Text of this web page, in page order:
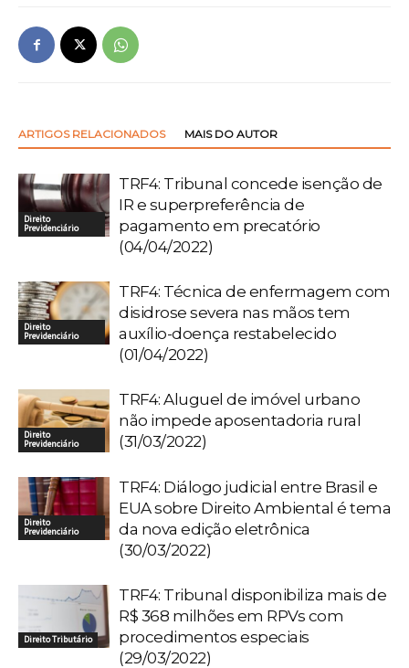
ARTIGOS RELACIONADOS MAIS DO AUTOR
Direito
Previdenciário
TRF4: Tribunal concede isenção de
IR e superpreferência de
pagamento em precatório
(04/04/2022)
Direito
Previdenciário
TRF4: Técnica de enfermagem com
disidrose severa nas mãos tem
auxílio-doença restabelecido
(01/04/2022)
Direito
Previdenciário
TRF4: Aluguel de imóvel urbano
não impede aposentadoria rural
(31/03/2022)
Direito
Previdenciário
TRF4: Diálogo judicial entre Brasil e
EUA sobre Direito Ambiental é tema
da nova edição eletrônica
(30/03/2022)
Direito Tributário
TRF4: Tribunal disponibiliza mais de
R$ 368 milhões em RPVs com
procedimentos especiais
(29/03/2022)